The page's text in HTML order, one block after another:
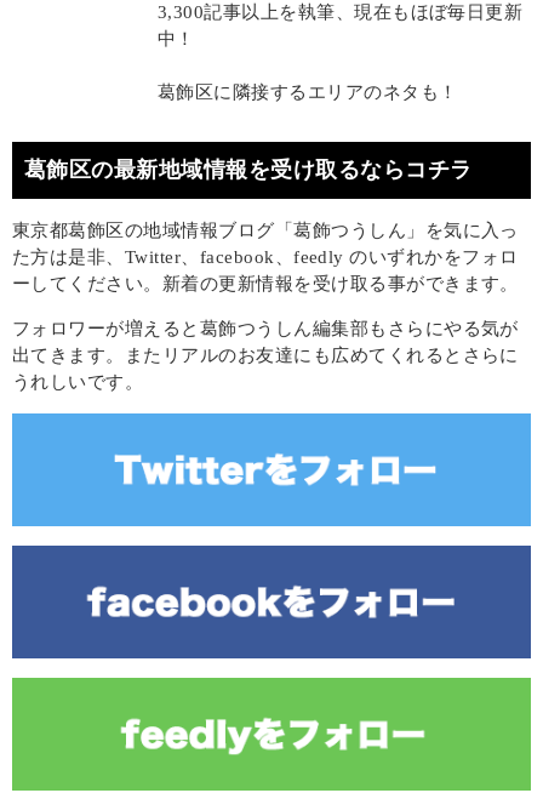
3,300記事以上を執筆、現在もほぼ毎日更新
中！
葛飾区に隣接するエリアのネタも！
葛飾区の最新地域情報を受け取るならコチラ
東京都葛飾区の地域情報ブログ「葛飾つうしん」を気に入っ
た方は是非、Twitter、facebook、feedly のいずれかをフォロ
ーしてください。新着の更新情報を受け取る事ができます。
フォロワーが増えると葛飾つうしん編集部もさらにやる気が
出てきます。またリアルのお友達にも広めてくれるとさらに
うれしいです。